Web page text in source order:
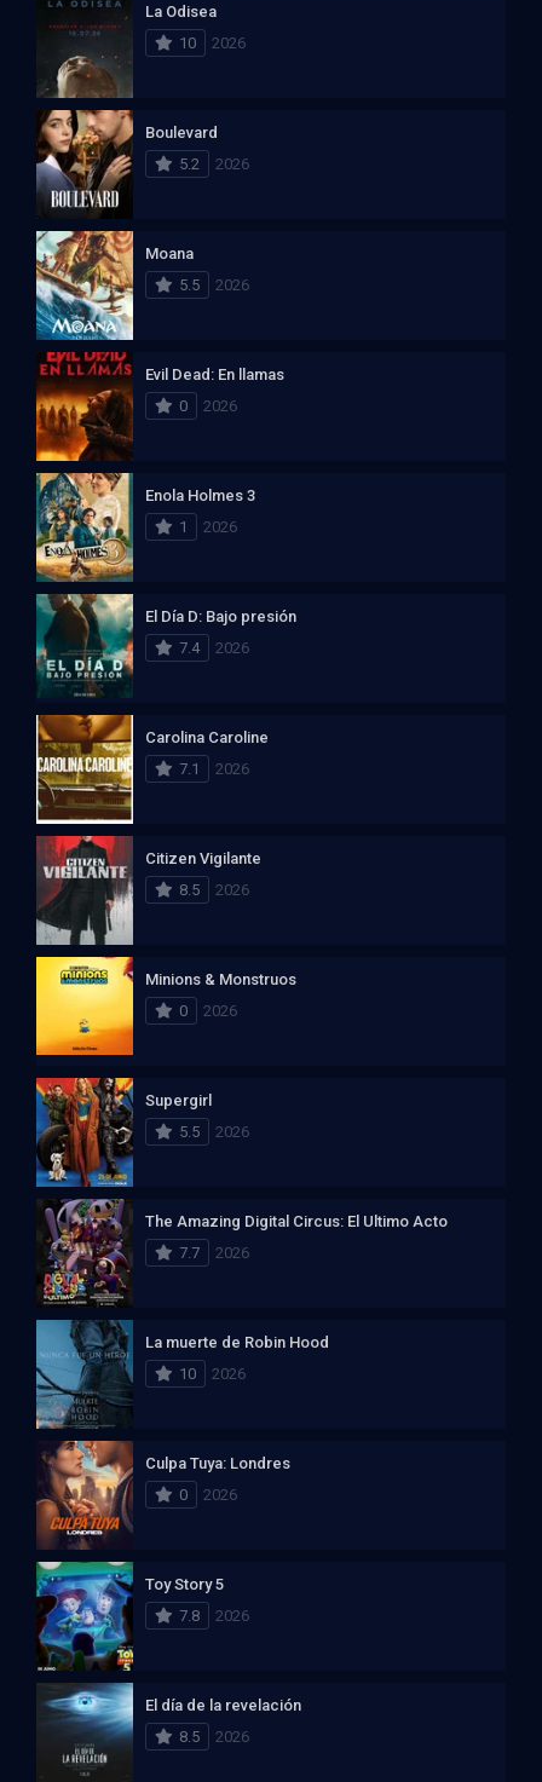
La Odisea
10
2026
Boulevard
5.2
2026
Moana
5.5
2026
Evil Dead: En llamas
0
2026
Enola Holmes 3
1
2026
El Día D: Bajo presión
7.4
2026
Carolina Caroline
7.1
2026
Citizen Vigilante
8.5
2026
Minions & Monstruos
0
2026
Supergirl
5.5
2026
The Amazing Digital Circus: El Ultimo Acto
7.7
2026
La muerte de Robin Hood
10
2026
Culpa Tuya: Londres
0
2026
Toy Story 5
7.8
2026
El día de la revelación
8.5
2026